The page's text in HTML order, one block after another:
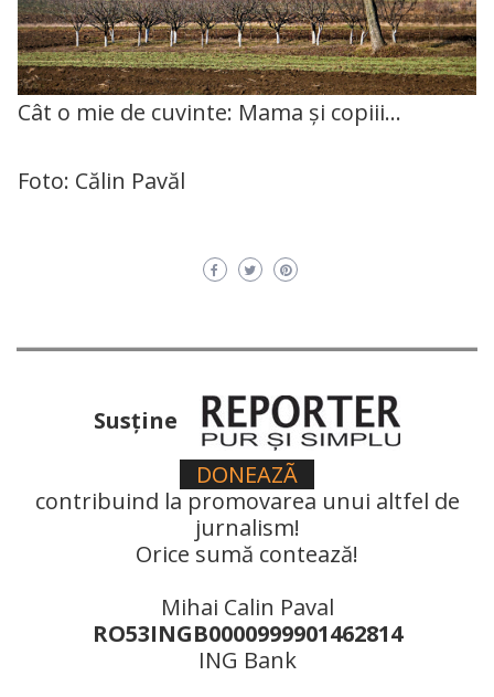
Cât o mie de cuvinte: Mama și copiii…
Foto: Călin Pavăl
Susţine
DONEAZÃ
contribuind la promovarea unui altfel de
jurnalism!
Orice sumă contează!
Mihai Calin Paval
RO53INGB0000999901462814
ING Bank